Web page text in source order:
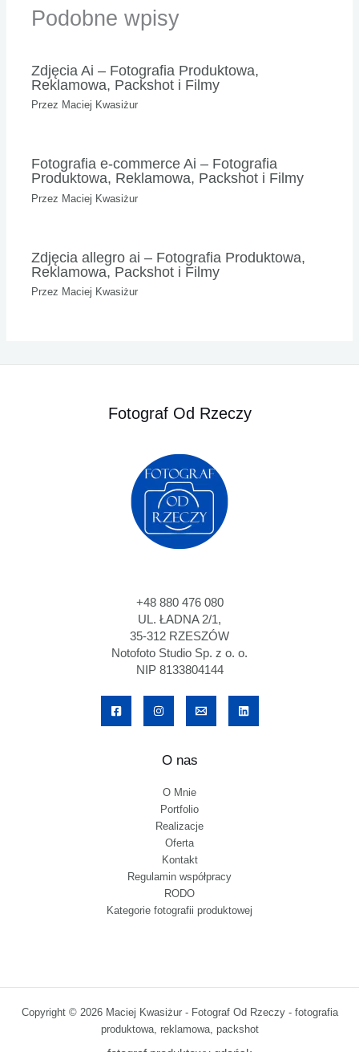
Podobne wpisy
Zdjęcia Ai – Fotografia Produktowa,
Reklamowa, Packshot i Filmy
Przez Maciej Kwasiżur
Fotografia e-commerce Ai – Fotografia
Produktowa, Reklamowa, Packshot i Filmy
Przez Maciej Kwasiżur
Zdjęcia allegro ai – Fotografia Produktowa,
Reklamowa, Packshot i Filmy
Przez Maciej Kwasiżur
Fotograf Od Rzeczy
+48 880 476 080
UL. ŁADNA 2/1,
35-312 RZESZÓW
Notofoto Studio Sp. z o. o.
NIP 8133804144
O nas
O Mnie
Portfolio
Realizacje
Oferta
Kontakt
Regulamin współpracy
RODO
Kategorie fotografii produktowej
Copyright © 2026 Maciej Kwasiżur - Fotograf Od Rzeczy - fotografia
produktowa, reklamowa, packshot